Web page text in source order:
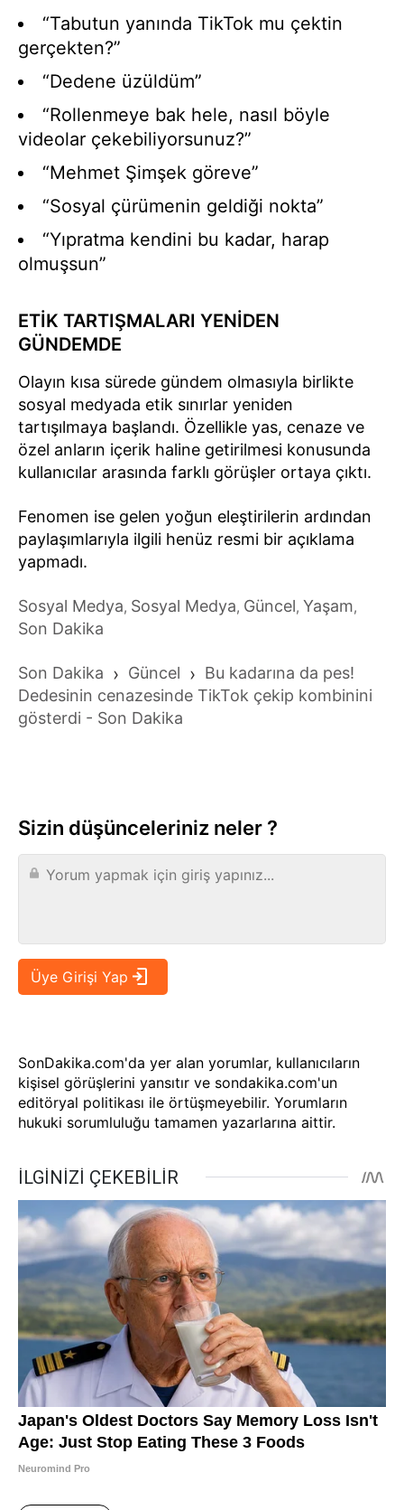
“Tabutun yanında TikTok mu çektin
gerçekten?”
“Dedene üzüldüm”
“Rollenmeye bak hele, nasıl böyle
videolar çekebiliyorsunuz?”
“Mehmet Şimşek göreve”
“Sosyal çürümenin geldiği nokta”
“Yıpratma kendini bu kadar, harap
olmuşsun”
ETİK TARTIŞMALARI YENİDEN
GÜNDEMDE
Olayın kısa sürede gündem olmasıyla birlikte
sosyal medyada etik sınırlar yeniden
tartışılmaya başlandı. Özellikle yas, cenaze ve
özel anların içerik haline getirilmesi konusunda
kullanıcılar arasında farklı görüşler ortaya çıktı.
Fenomen ise gelen yoğun eleştirilerin ardından
paylaşımlarıyla ilgili henüz resmi bir açıklama
yapmadı.
Sosyal Medya, Sosyal Medya, Güncel, Yaşam,
Son Dakika
Son Dakika › Güncel › Bu kadarına da pes!
Dedesinin cenazesinde TikTok çekip kombinini
gösterdi - Son Dakika
Sizin düşünceleriniz neler ?
SonDakika.com'da yer alan yorumlar, kullanıcıların
kişisel görüşlerini yansıtır ve sondakika.com'un
editöryal politikası ile örtüşmeyebilir. Yorumların
hukuki sorumluluğu tamamen yazarlarına aittir.